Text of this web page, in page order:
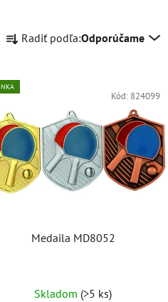
a
e
n
i
e
p
r
o
Radiť podľa:Odporúčame
Medaila MD8052
Skladom (>5 ks)
Kód: 824099